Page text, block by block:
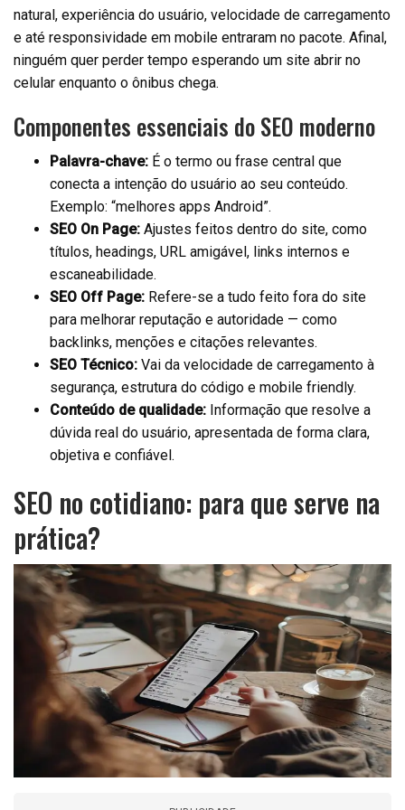
natural, experiência do usuário, velocidade de carregamento
e até responsividade em mobile entraram no pacote. Afinal,
ninguém quer perder tempo esperando um site abrir no
celular enquanto o ônibus chega.
Componentes essenciais do SEO moderno
Palavra-chave: É o termo ou frase central que
conecta a intenção do usuário ao seu conteúdo.
Exemplo: “melhores apps Android”.
SEO On Page: Ajustes feitos dentro do site, como
títulos, headings, URL amigável, links internos e
escaneabilidade.
SEO Off Page: Refere-se a tudo feito fora do site
para melhorar reputação e autoridade — como
backlinks, menções e citações relevantes.
SEO Técnico: Vai da velocidade de carregamento à
segurança, estrutura do código e mobile friendly.
Conteúdo de qualidade: Informação que resolve a
dúvida real do usuário, apresentada de forma clara,
objetiva e confiável.
SEO no cotidiano: para que serve na
prática?